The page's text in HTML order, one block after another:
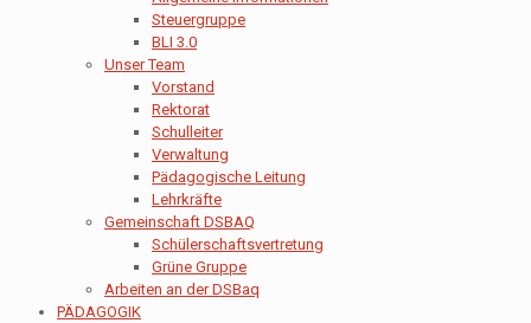
Steuergruppe
BLI 3.0
Unser Team
Vorstand
Rektorat
Schulleiter
Verwaltung
Pädagogische Leitung
Lehrkräfte
Gemeinschaft DSBAQ
Schülerschaftsvertretung
Grüne Gruppe
Arbeiten an der DSBaq
PÄDAGOGIK